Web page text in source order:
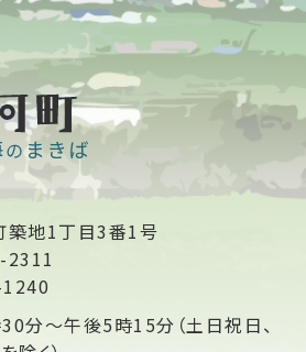
築地1丁目3番1号
2311
1240
分～午後5時15分（土日祝日、